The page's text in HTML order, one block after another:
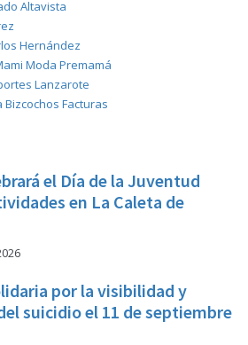
Altavista
Hernández
Moda Premamá
Lanzarote
Facturas
el Día de la Juventud
en La Caleta de
por la visibilidad y
suicidio el 11 de septiembre